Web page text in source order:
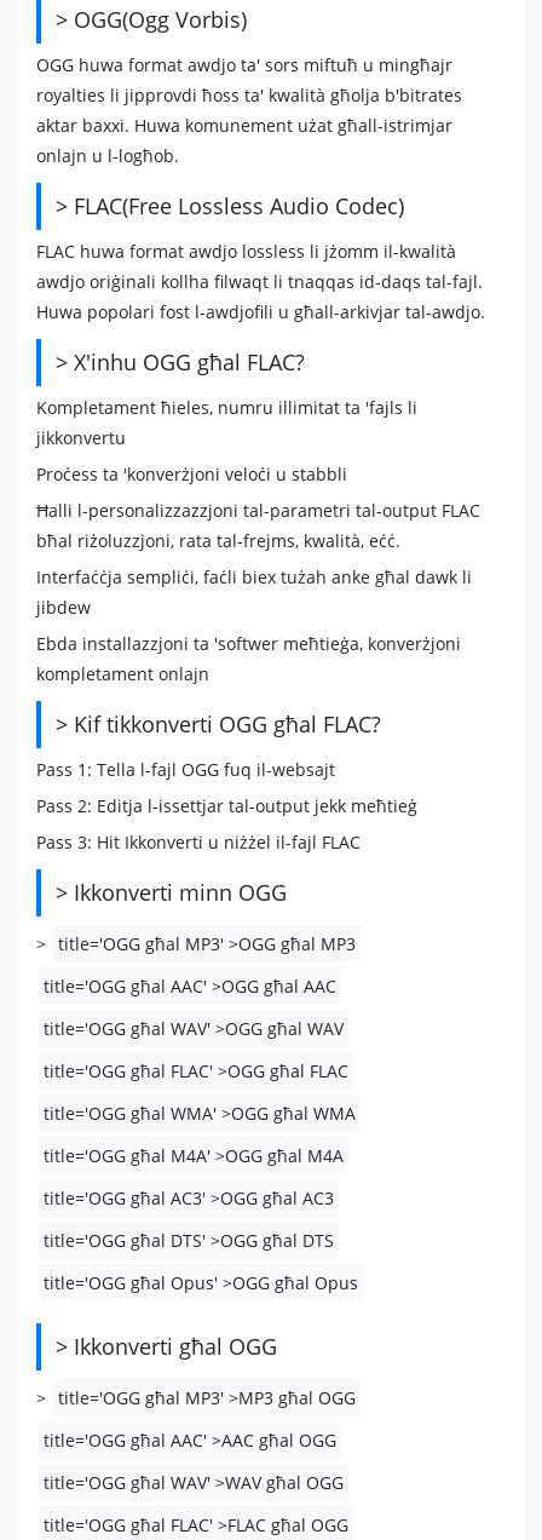
> OGG(Ogg Vorbis)
OGG huwa format awdjo ta' sors miftuħ u mingħajr
royalties li jipprovdi ħoss ta' kwalità għolja b'bitrates
aktar baxxi. Huwa komunement użat għall-istrimjar
onlajn u l-logħob.
> FLAC(Free Lossless Audio Codec)
FLAC huwa format awdjo lossless li jżomm il-kwalità
awdjo oriġinali kollha filwaqt li tnaqqas id-daqs tal-fajl.
Huwa popolari fost l-awdjofili u għall-arkivjar tal-awdjo.
> X'inhu OGG għal FLAC?
Kompletament ħieles, numru illimitat ta 'fajls li
jikkonvertu
Proċess ta 'konverżjoni veloċi u stabbli
Ħalli l-personalizzazzjoni tal-parametri tal-output FLAC
bħal riżoluzzjoni, rata tal-frejms, kwalità, eċċ.
Interfaċċja sempliċi, faċli biex tużah anke għal dawk li
jibdew
Ebda installazzjoni ta 'softwer meħtieġa, konverżjoni
kompletament onlajn
> Kif tikkonverti OGG għal FLAC?
Pass 1: Tella l-fajl OGG fuq il-websajt
Pass 2: Editja l-issettjar tal-output jekk meħtieġ
Pass 3: Hit Ikkonverti u niżżel il-fajl FLAC
> Ikkonverti minn OGG
> title='OGG għal MP3' >OGG għal MP3
title='OGG għal AAC' >OGG għal AAC
title='OGG għal WAV' >OGG għal WAV
title='OGG għal FLAC' >OGG għal FLAC
title='OGG għal WMA' >OGG għal WMA
title='OGG għal M4A' >OGG għal M4A
title='OGG għal AC3' >OGG għal AC3
title='OGG għal DTS' >OGG għal DTS
title='OGG għal Opus' >OGG għal Opus
> Ikkonverti għal OGG
> title='OGG għal MP3' >MP3 għal OGG
title='OGG għal AAC' >AAC għal OGG
title='OGG għal WAV' >WAV għal OGG
title='OGG għal FLAC' >FLAC għal OGG